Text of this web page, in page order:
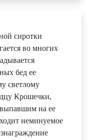
сиротки
во многих
бед ее
светлому
Крошечки,
выпавшим на ее
неминуемое